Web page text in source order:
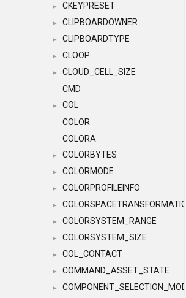
► CKEYPRESET
► CLIPBOARDOWNER
► CLIPBOARDTYPE
► CLOOP
►
CLOUD_CELL_SIZE
CMD
►
COL
COLOR
COLORA
► COLORBYTES
► COLORMODE
► COLORPROFILEINFO
►
► COLORSYSTEM_RANGE
► COLORSYSTEM_SIZE
► COL_CONTACT
► COMMAND_ASSET_STATE
►